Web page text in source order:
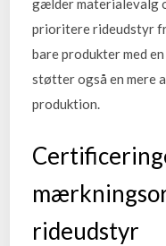
gælder materialevalg
prioritere rideudstyr
bare produkter med
støtter også en mere
produktion.
rideudstyr